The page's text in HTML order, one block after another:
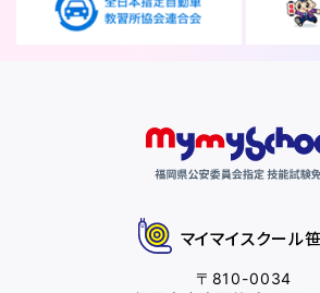
マイマイスクール
〒810-0034